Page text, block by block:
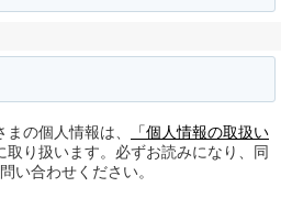
の個人情報は、
「個人情報の取扱い
取り扱います。必ずお読みになり、同
い合わせください。